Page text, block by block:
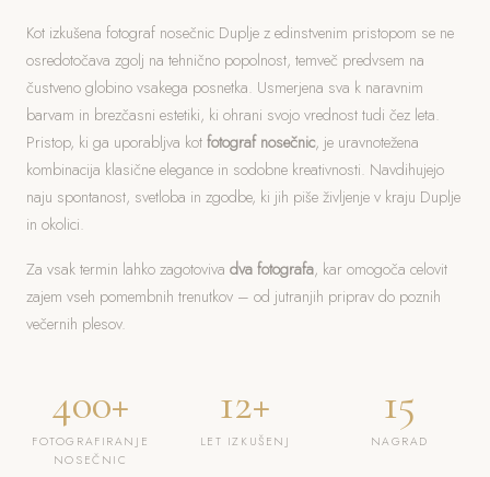
Kot izkušena fotograf nosečnic Duplje z edinstvenim pristopom se ne
osredotočava zgolj na tehnično popolnost, temveč predvsem na
čustveno globino vsakega posnetka. Usmerjena sva k naravnim
barvam in brezčasni estetiki, ki ohrani svojo vrednost tudi čez leta.
Pristop, ki ga uporabljva kot fotograf nosečnic, je uravnotežena
kombinacija klasične elegance in sodobne kreativnosti. Navdihujejo
naju spontanost, svetloba in zgodbe, ki jih piše življenje v kraju Duplje
in okolici.
Za vsak termin lahko zagotoviva dva fotografa, kar omogoča celovit
zajem vseh pomembnih trenutkov – od jutranjih priprav do poznih
večernih plesov.
400+
FOTOGRAFIRANJE
NOSEČNIC
12+
LET IZKUŠENJ
15
NAGRAD